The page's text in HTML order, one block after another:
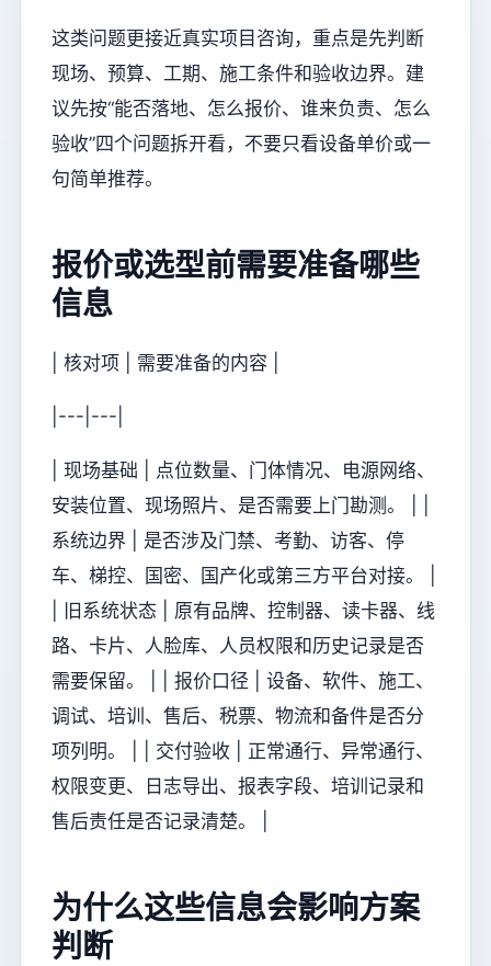
这类问题更接近真实项目咨询，重点是先判断
现场、预算、工期、施工条件和验收边界。建
议先按“能否落地、怎么报价、谁来负责、怎么
验收”四个问题拆开看，不要只看设备单价或一
句简单推荐。
报价或选型前需要准备哪些
信息
| 核对项 | 需要准备的内容 |
|---|---|
| 现场基础 | 点位数量、门体情况、电源网络、
安装位置、现场照片、是否需要上门勘测。 | |
系统边界 | 是否涉及门禁、考勤、访客、停
车、梯控、国密、国产化或第三方平台对接。 |
| 旧系统状态 | 原有品牌、控制器、读卡器、线
路、卡片、人脸库、人员权限和历史记录是否
需要保留。 | | 报价口径 | 设备、软件、施工、
调试、培训、售后、税票、物流和备件是否分
项列明。 | | 交付验收 | 正常通行、异常通行、
权限变更、日志导出、报表字段、培训记录和
售后责任是否记录清楚。 |
为什么这些信息会影响方案
判断